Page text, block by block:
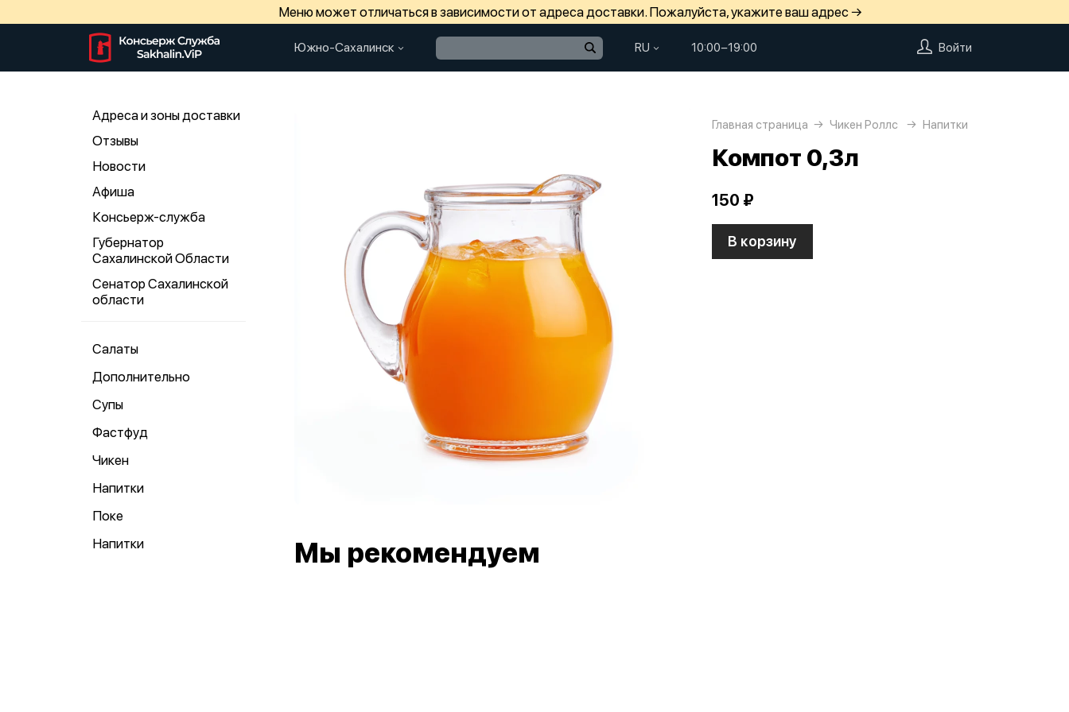
Меню может отличаться в зависимости от адреса доставки. Пожалуйста, укажите ваш адрес →
Южно-Сахалинск RU 10:00−19:00 Войти
Адреса и зоны доставки
Отзывы
Новости
Афиша
Консьерж-служба
Губернатор
Сахалинской Области
Сенатор Сахалинской
области
Салаты
Дополнительно
Супы
Фастфуд
Чикен
Напитки
Поке
Напитки
Главная страница Чикен Роллс Напитки
Компот 0,3л
150 ₽
В корзину
Мы рекомендуем